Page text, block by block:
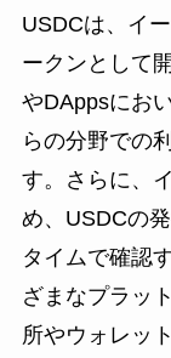
USDCは、イ
ークンとして
やDAppsにお
らの分野での
す。さらに、
め、USDCの
タイムで確認
ざまなプラッ
所やウォレッ